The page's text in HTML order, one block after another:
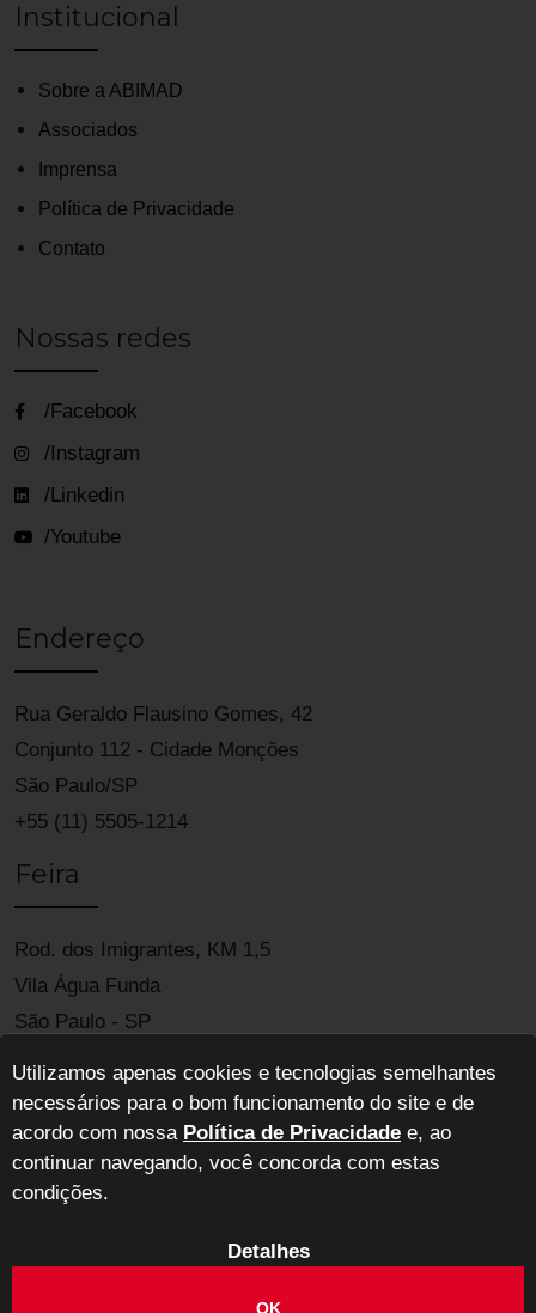
Institucional
Sobre a ABIMAD
Associados
Imprensa
Política de Privacidade
Contato
Nossas redes
/Facebook
/Instagram
/Linkedin
/Youtube
Endereço
Rua Geraldo Flausino Gomes, 42
Conjunto 112 - Cidade Monções
São Paulo/SP
+55 (11) 5505-1214
Feira
Rod. dos Imigrantes, KM 1,5
Vila Água Funda
São Paulo - SP
ABIMAD - Associação Brasileira das Indústrias de Móveis de Alta
Utilizamos apenas cookies e tecnologias semelhantes
necessários para o bom funcionamento do site e de
acordo com nossa Política de Privacidade e, ao
continuar navegando, você concorda com estas
condições.
Detalhes
OK